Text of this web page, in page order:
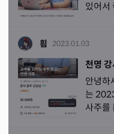
있어서
흼 2023.01.03
안녕하
는
사주를